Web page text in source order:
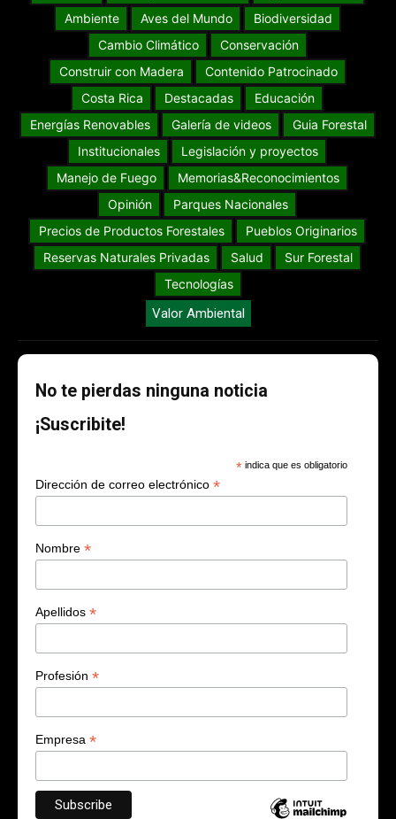
Ambiente
Aves del Mundo
Biodiversidad
Cambio Climático
Conservación
Construir con Madera
Contenido Patrocinado
Costa Rica
Destacadas
Educación
Energías Renovables
Galería de videos
Guia Forestal
Institucionales
Legislación y proyectos
Manejo de Fuego
Memorias&Reconocimientos
Opinión
Parques Nacionales
Precios de Productos Forestales
Pueblos Originarios
Reservas Naturales Privadas
Salud
Sur Forestal
Tecnologías
Valor Ambiental
No te pierdas ninguna noticia
¡Suscribite!
* indica que es obligatorio
Dirección de correo electrónico *
Nombre *
Apellidos *
Profesión *
Empresa *